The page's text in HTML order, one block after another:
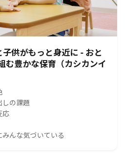
供がもっと身近に - おと
む豊かな保育（カシカンイ
しの課題
応
んな気づいている